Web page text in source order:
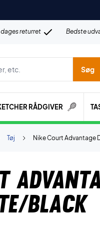
returret Bedste
etc.
Søg
RÅDGIVER
Nike Court Advantage
Tøj
Black